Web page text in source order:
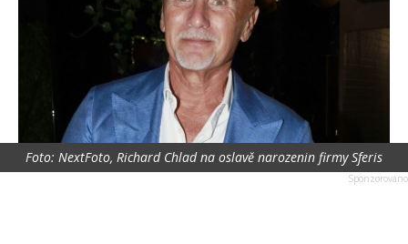
Foto: NextFoto, Richard Chlad na oslavě narozenin firmy Sferis